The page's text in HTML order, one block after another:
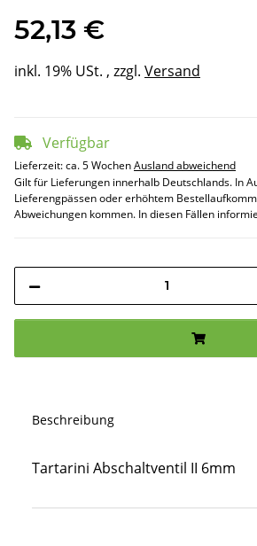
52,13 €
inkl. 19% USt. , zzgl. Versand
Verfügbar
Lieferzeit:ca. 5 WochenAusland abweichend
Gilt für Lieferungen innerhalb Deutschlands. In
Lieferengpässen oder erhöhtem
Abweichungen kommen. In diesen Fällen
Beschreibung
Tartarini Abschaltventil II 6mm